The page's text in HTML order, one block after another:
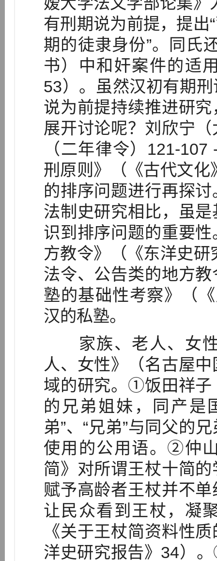
有刑期说为前提，提出
期的徒隶身份”。同氏
书）中和奸案件的适
53）。虽然汉初有期
说为前提持续推进研
展开讨论呢？刘欣宁
（二年律令）121-
刑原则》（《古代文
的排序问题进行再探
法制史研究相比，虽
识到排序问题的重要
方教令》（《东洋史
法令、公告类的地方
塾的基础性考察》（
汉的私塾。
家族、老人、女性
人、女性》（名古屋
域的研究。①饭田祥子
的兄弟姐妹，同产是
弟”、“兄弟”与同父的
使用的公用语。②仲
简》对所谓王杖十简
赋予高龄者王杖并不
让民众看到王杖，凝
《关于王杖简资料性
洋史研究报告》34）